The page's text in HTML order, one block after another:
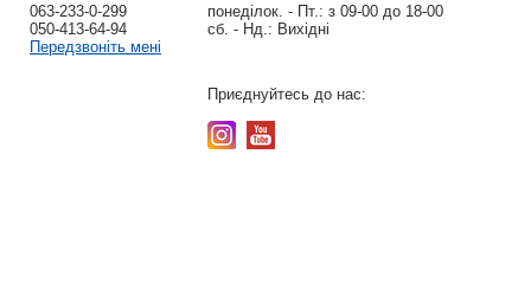
063-233-0-299
050-413-64-94
Передзвоніть мені
понеділок. - Пт.: з 09-00 до 18-00
сб. - Нд.: Вихідні
Приєднуйтесь до нас: